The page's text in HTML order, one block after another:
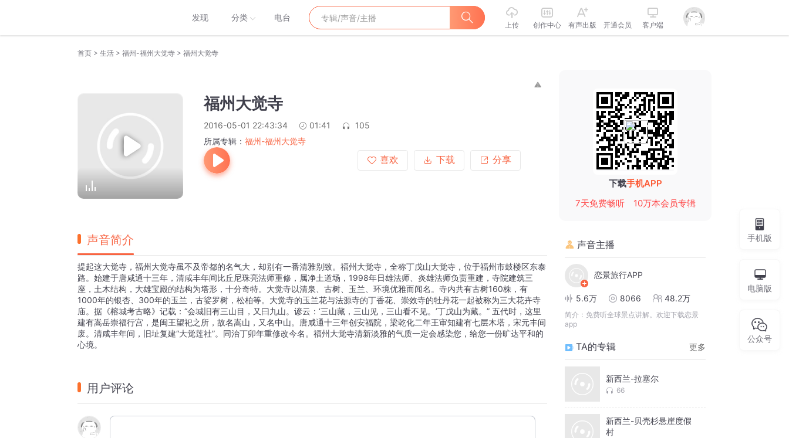
发现 分类 电台
上传 创作中心 有声出版 开通会员 客户端
首页 > 生活 > 福州-福州大觉寺 > 福州大觉寺
福州大觉寺
2016-05-01 22:43:34 01:41
105
所属专辑： 福州-福州大觉寺
喜欢
下载 分享
声音简介
提起这大觉寺，福州大觉寺虽不及帝都的名气大，却别有一番清雅别致。福州大觉寺，全称丁戊山大觉寺，位于福州市鼓楼区东泰
路。始建于唐咸通十三年，清咸丰年间比丘尼珠亮法师重修，属净土道场，1998年日雄法师、炎雄法师负责重建，寺院建筑三
座，土木结构，大雄宝殿的结构为塔形，十分奇特。大觉寺以清泉、古树、玉兰、环境优雅而闻名。寺内共有古树160株，有
1000年的银杏、300年的玉兰，古娑罗树，松柏等。大觉寺的玉兰花与法源寺的丁香花、崇效寺的牡丹花一起被称为三大花卉寺
庙。据《榕城考古略》记载：“会城旧有三山目，又曰九山。谚云：‘三山藏，三山见，三山看不见。’丁戊山为藏。” 五代时，这里
建有嵩岳崇福行宫，是闽王望祀之所，故名嵩山，又名中山。唐咸通十三年创安福院，梁乾化二年王审知建有七层木塔，宋元丰间
废。清咸丰年间，旧址复建“大觉莲社”。同治丁卯年重修改今名。福州大觉寺清新淡雅的气质一定会感染您，给您一份旷达平和的
心境。
用户评论
下载手机APP
7天免费畅听
10万本会员专辑
声音主播
恋景旅行APP
5.6万 8066 48.2万
简介： 免费听全球景点讲解。欢迎下载恋景
app
TA的专辑 更多
新西兰-拉塞尔
66
新西兰-贝壳杉悬崖度假
村
手机版
电脑版
公众号